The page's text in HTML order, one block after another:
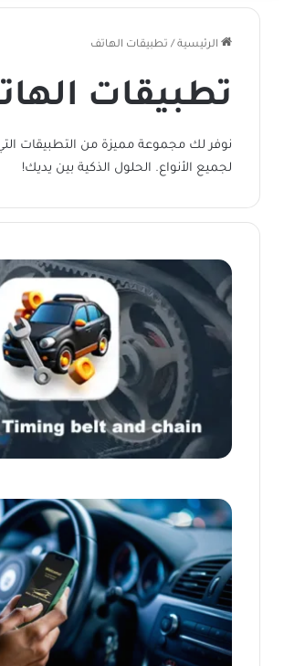
الرئيسية / تطبيقات الهاتف
تطبيقات
نوفر لك مجموعة مميزة من التطبيقات
لجميع الأنواع. الحلول الذكية بين يديك!